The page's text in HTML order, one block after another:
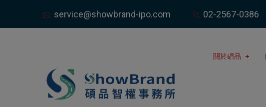
service@showbrand-ipo.com 02-2567-0386
關於碩品